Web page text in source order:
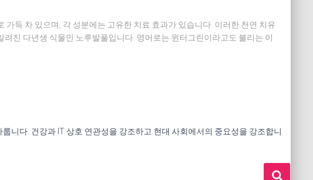
득 차 있으며, 각 성분에는 고유한 치료 효과가 있습니다. 이러한 천연 치유
진 다년생 식물인 노루발풀입니다. 영어로는 윈터그린이라고도 불리는 이
니다. 건강과 IT 상호 연관성을 강조하고 현대 사회에서의 중요성을 강조합니